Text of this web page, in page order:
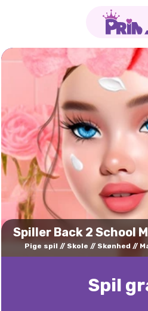
Spiller Back 2 School
Pige spil Skole Skønhed
Spil